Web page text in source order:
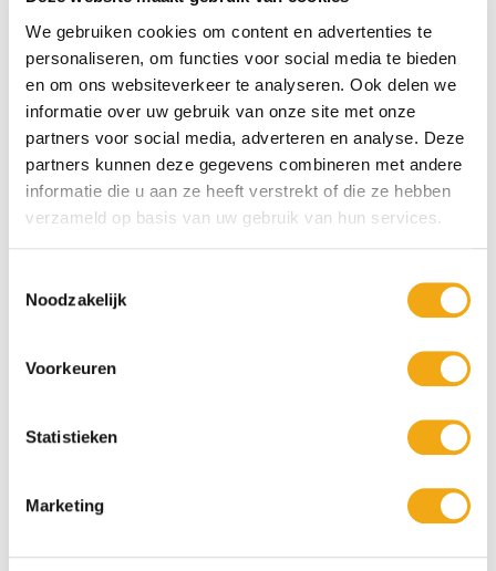
We gebruiken cookies om content en advertenties te
personaliseren, om functies voor social media te bieden
en om ons websiteverkeer te analyseren. Ook delen we
informatie over uw gebruik van onze site met onze
partners voor social media, adverteren en analyse. Deze
partners kunnen deze gegevens combineren met andere
informatie die u aan ze heeft verstrekt of die ze hebben
verzameld op basis van uw gebruik van hun services.
Noodzakelijk
Voorkeuren
Statistieken
Marketing
kunnen bieden. Zowel online als in de winkel
hebben wij dit hoog in het vaandel staan.
Es
the
oe
rik